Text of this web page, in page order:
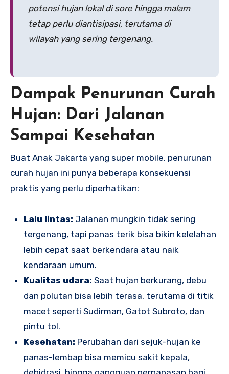
potensi hujan lokal di sore hingga malam
tetap perlu diantisipasi, terutama di
wilayah yang sering tergenang.
Dampak Penurunan Curah
Hujan: Dari Jalanan
Sampai Kesehatan
Buat Anak Jakarta yang super mobile, penurunan
curah hujan ini punya beberapa konsekuensi
praktis yang perlu diperhatikan:
Lalu lintas: Jalanan mungkin tidak sering
tergenang, tapi panas terik bisa bikin kelelahan
lebih cepat saat berkendara atau naik
kendaraan umum.
Kualitas udara: Saat hujan berkurang, debu
dan polutan bisa lebih terasa, terutama di titik
macet seperti Sudirman, Gatot Subroto, dan
pintu tol.
Kesehatan: Perubahan dari sejuk-hujan ke
panas-lembap bisa memicu sakit kepala,